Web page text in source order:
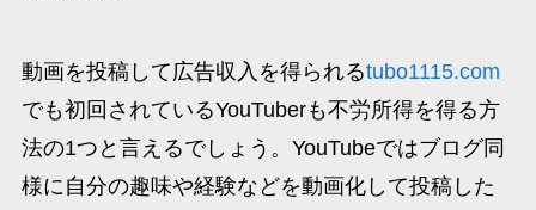
動画を投稿して広告収入を得られるtubo1115.com
でも初回されているYouTuberも不労所得を得る方
法の1つと言えるでしょう。YouTubeではブログ同
様に自分の趣味や経験などを動画化して投稿した